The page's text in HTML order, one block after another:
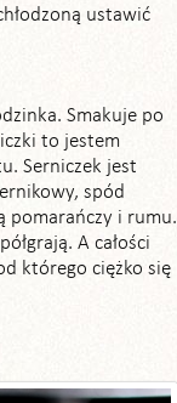
ustawić
Smakuje po
to jestem
Serniczek jest
spód
pomarańczy i rumu.
A całości
którego ciężko się